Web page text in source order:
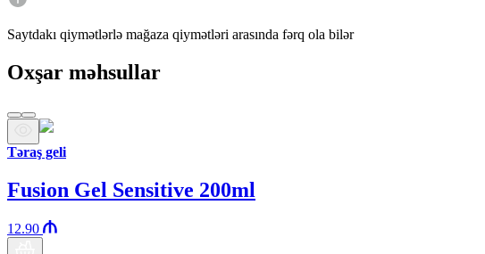
Saytdakı qiymətlərlə mağaza qiymətləri arasında fərq ola bilər
Oxşar məhsullar
Təraş geli
Fusion Gel Sensitive 200ml
12.90